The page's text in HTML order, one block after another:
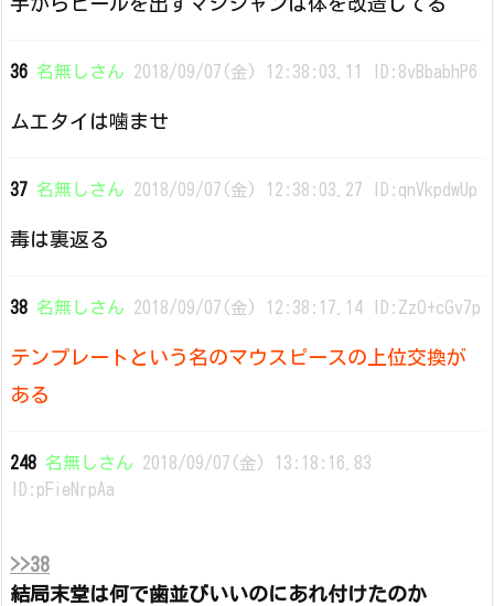
36 名無しさん 2018/09/07(金) 12:38:03.11 ID:8vBbabhP6
ムエタイは噛ませ
37 名無しさん 2018/09/07(金) 12:38:03.27 ID:qnVkpdwUp
毒は裏返る
38 名無しさん 2018/09/07(金) 12:38:17.14 ID:ZzO+cGv7p
テンプレートという名のマウスピースの上位交換が
ある
248 名無しさん 2018/09/07(金) 13:18:16.83
ID:pFieNrpAa
>>38
結局末堂は何で歯並びいいのにあれ付けたのか